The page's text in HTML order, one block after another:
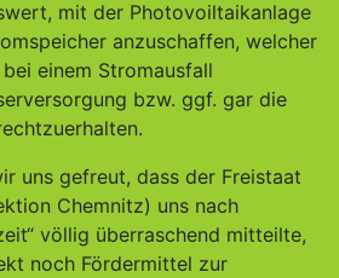
mit der Photovoiltaikanlage
anzuschaffen, welcher
einem Stromausfall
bzw. ggf. gar die
uns gefreut, dass der Freistaat
Chemnitz) uns nach
völlig überraschend mitteilte,
noch Fördermittel zur